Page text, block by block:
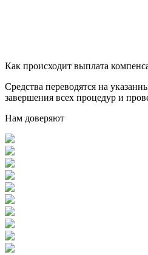
Как происходит выплата
Средства переводятся на
завершения всех процедур и
Нам доверяют